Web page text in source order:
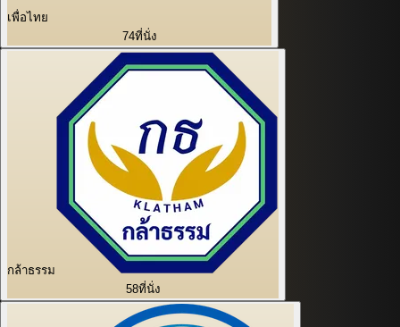
เพื่อไทย
74ที่นั่ง
กล้าธรรม
58ที่นั่ง